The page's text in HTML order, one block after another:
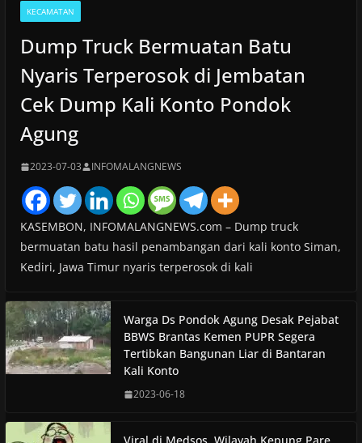
KECAMATAN
Dump Truck Bermuatan Batu
Nyaris Terperosok di Jembatan
Cek Dump Kali Konto Pondok
Agung
2023-07-03 INFOMALANGNEWS
KASEMBON, INFOMALANGNEWS.com – Dump truck
bermuatan batu hasil penambangan dari kali konto Siman,
Kediri, Jawa Timur nyaris terperosok di kali
Warga Ds Pondok Agung Desak Pejabat
BBWS Brantas Kemen PUPR Segera
Tertibkan Bangunan Liar di Bantaran
Kali Konto
2023-06-18